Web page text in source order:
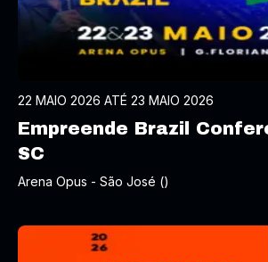
22 MAIO 2026 ATÉ 23 MAIO 2026
Empreende Brazil
SC
Arena Opus - São José ()